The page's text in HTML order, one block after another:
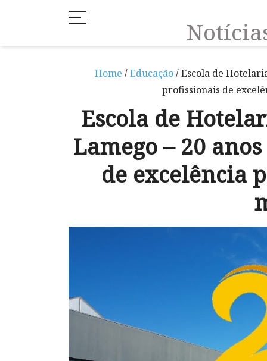
Home /Educação/ Escola de
profissionais de
Escola de
Lamego – 20
de excelência